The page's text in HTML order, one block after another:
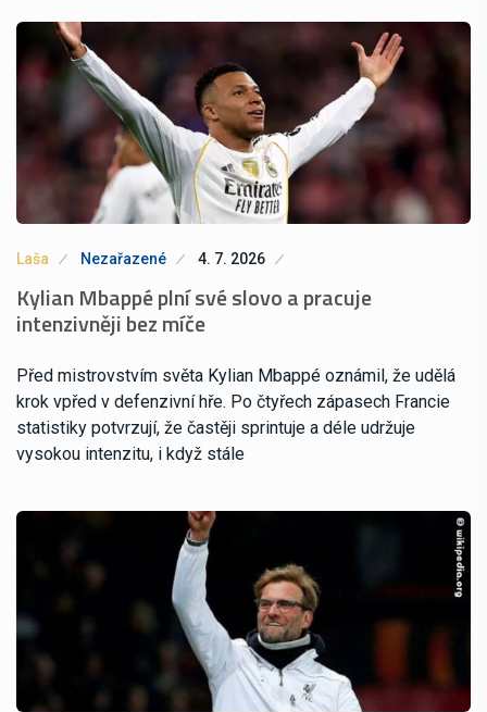
Laša Nezařazené 4. 7. 2026
Kylian Mbappé plní své slovo a pracuje
intenzivněji bez míče
Před mistrovstvím světa Kylian Mbappé oznámil, že udělá
krok vpřed v defenzivní hře. Po čtyřech zápasech Francie
statistiky potvrzují, že častěji sprintuje a déle udržuje
vysokou intenzitu, i když stále